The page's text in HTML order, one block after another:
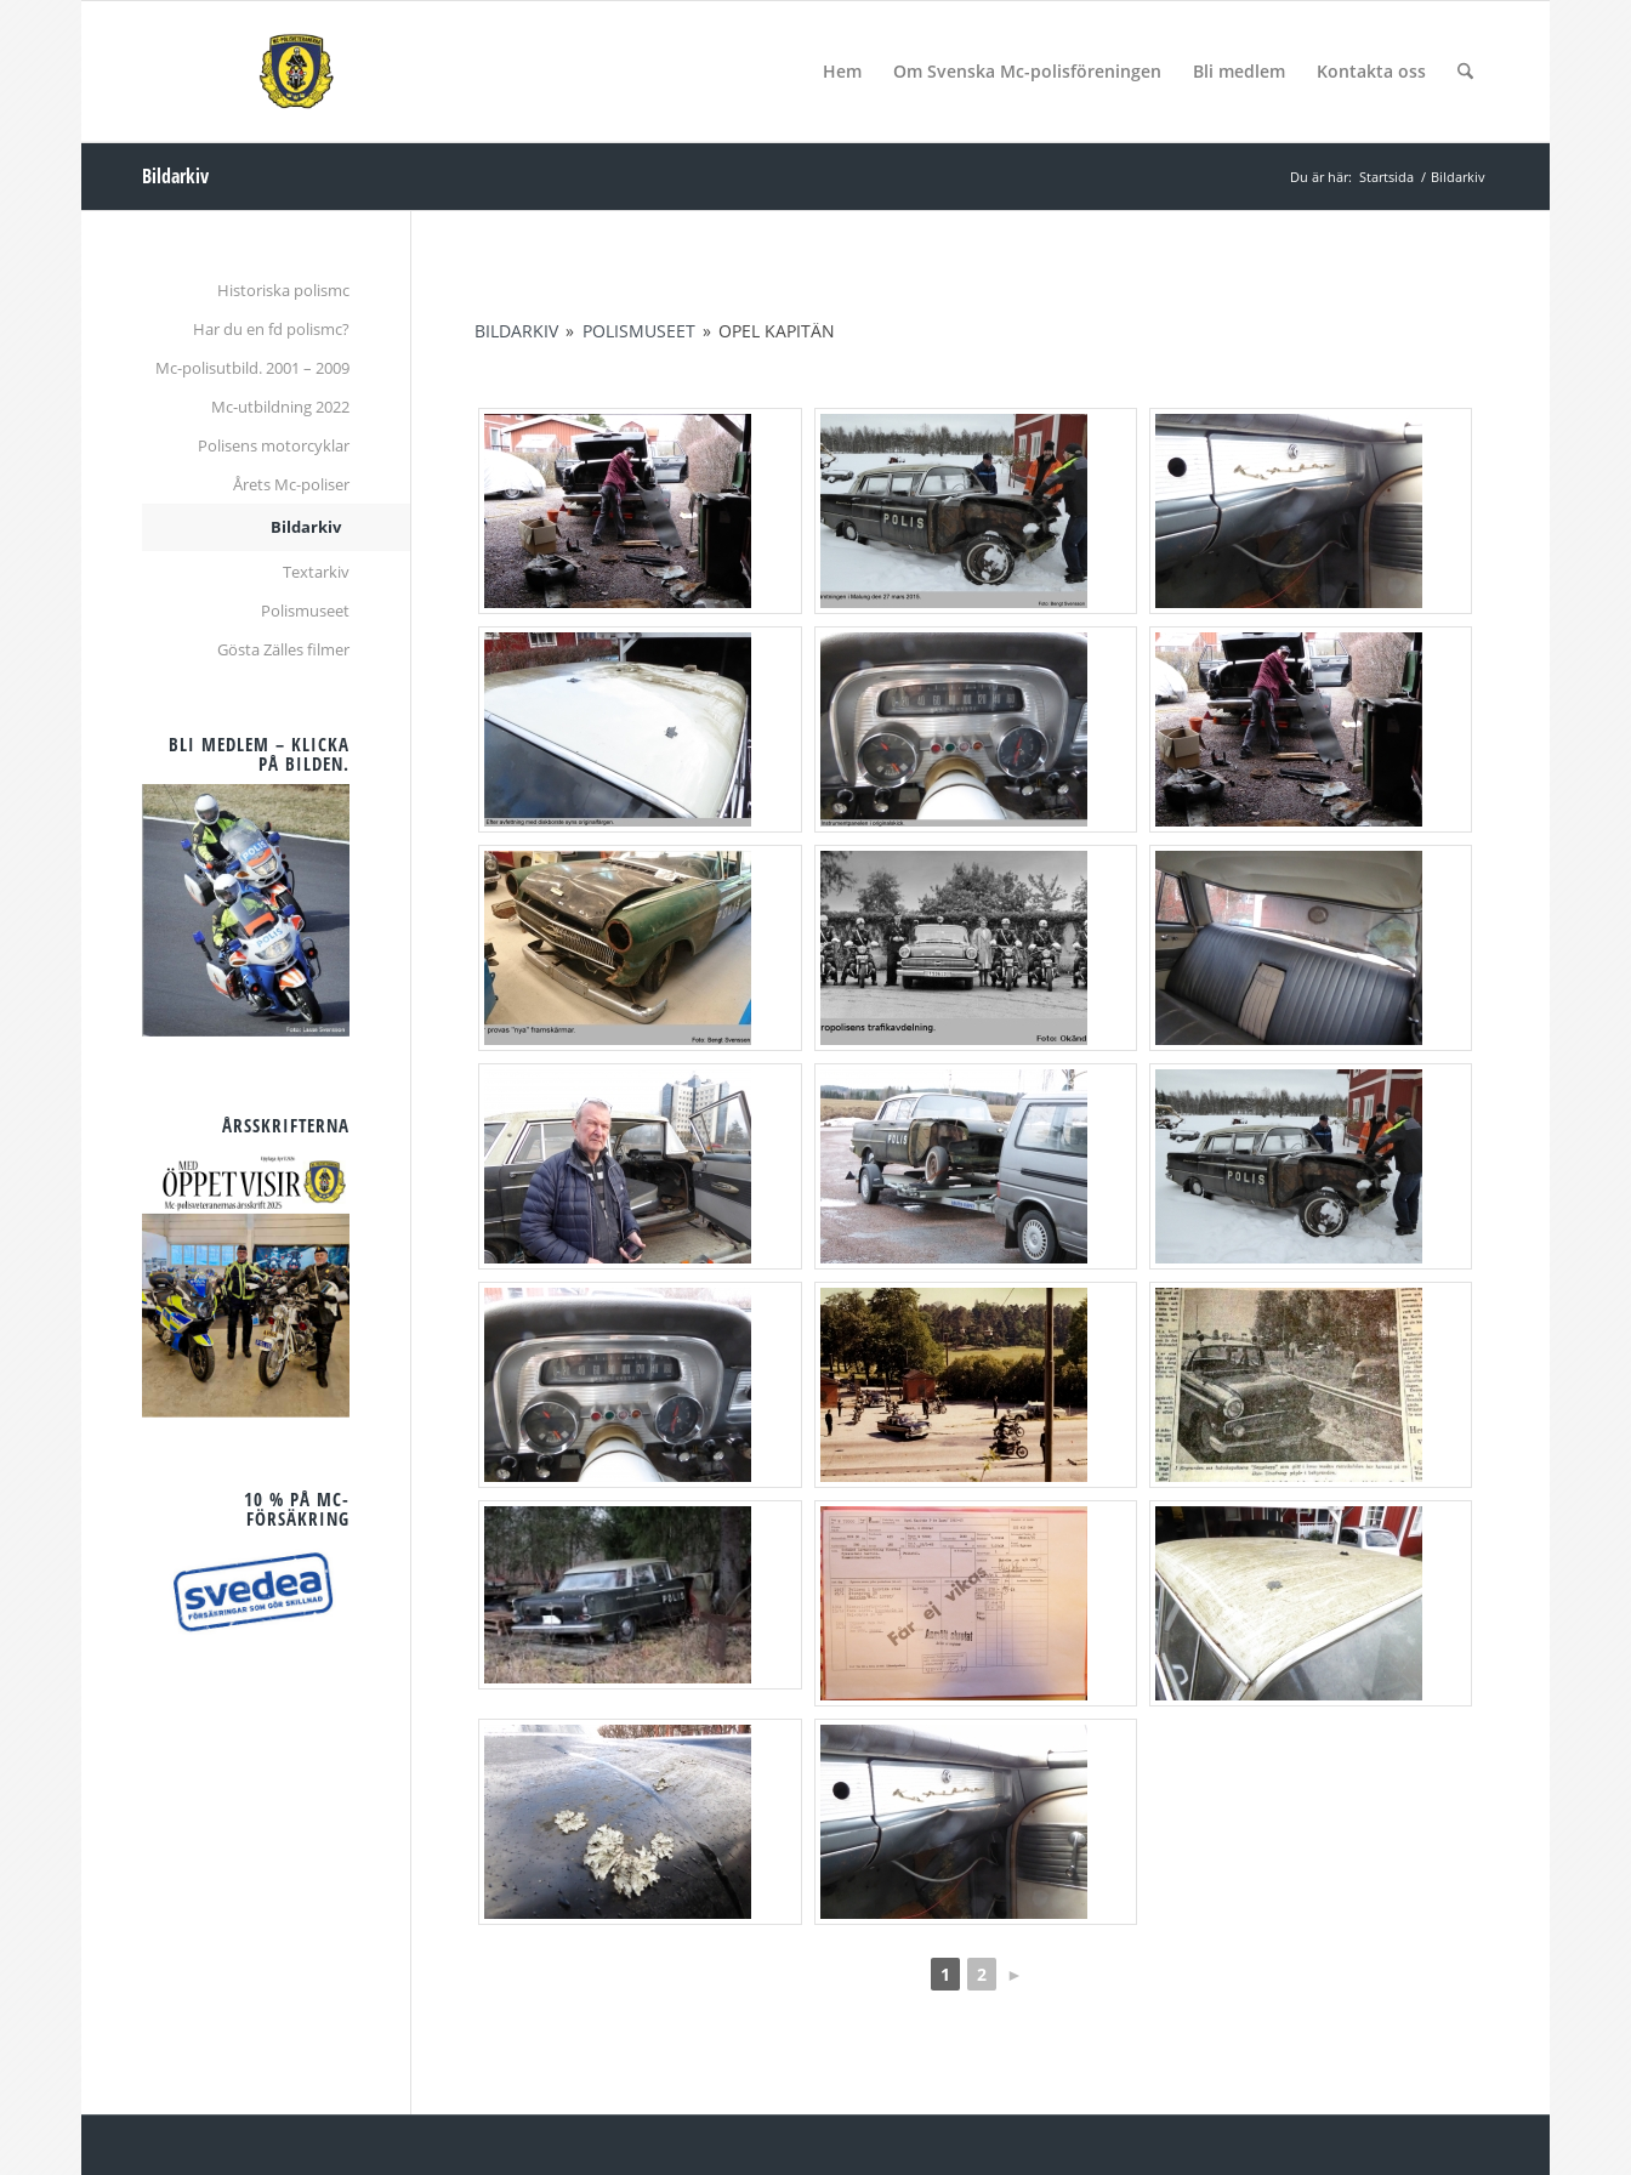
Hem Om Svenska Mc-polisföreningen Bli medlem Kontakta oss
Bildarkiv Du är här: Startsida / Bildarkiv
BILDARKIV » POLISMUSEET » OPEL KAPITÄN
1 2 ►
Historiska polismc
Har du en fd polismc?
Mc-polisutbild. 2001 – 2009
Mc-utbildning 2022
Polisens motorcyklar
Årets Mc-poliser
Bildarkiv
Textarkiv
Polismuseet
Gösta Zälles filmer
BLI MEDLEM – KLICKA
PÅ BILDEN.
ÅRSSKRIFTERNA
10 % PÅ MC-
FÖRSÄKRING